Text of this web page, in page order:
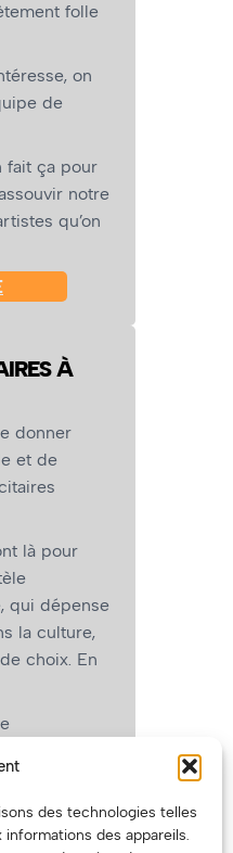
des technologies telles
des appareils.
folle
on
de
fait ça pour
notre
qu’on
À
donner
et de
là pour
qui dépense
la culture,
choix. En